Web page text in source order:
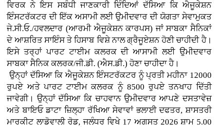
ਵਿਰਕ ਨੇ ਇਸ ਸਬੰਧੀ ਜਾਣਕਾਰੀ ਦਿੰਦਿਆਂ ਦੱਸਿਆ ਕਿ ਐਜੂਕੇਸ਼ਨ
ਇੰਸਟਰੱਕਟਰ ਦੀ ਇੱਕ ਅਸਾਮੀ ਲਈ ਉਮੀਦਵਾਰ ਦੀ ਯੋਗਤਾ ਸੇਵਾਮੁਕਤ
ਜੇ.ਸੀ.ਓ./ਹਵਲਦਾਰ (ਆਰਮੀ ਐਜੂਕੇਸ਼ਨ ਕਾਰਪਸ) ਜਾਂ ਸਾਬਕਾ ਸੈਨਿਕਾਂ
ਦੇ ਆਸ਼ਰਿਤ ਸਾਇੰਸ ਤੇ ਹਿਸਾਬ ਵਿਸ਼ੇ ਨਾਲ ਗ੍ਰੈਜੂਏਸ਼ਨ ਹੋਣੀ ਚਾਹੀਦੀ ਹੈ।
ਇਸੇ ਤਰ੍ਹਾਂ ਪਾਰਟ ਟਾਈਮ ਕਲਰਕ ਦੀ ਆਸਾਮੀ ਲਈ ਉਮੀਦਵਾਰ
ਸਾਬਕਾ ਸੈਨਿਕ ਕਲਰਕ/ਜੀ.ਡੀ. (ਐਸ.ਡੀ.) ਹੋਣਾ ਚਾਹੀਦਾ ਹੈ।
ਉਨ੍ਹਾਂ ਦੱਸਿਆ ਕਿ ਐਜੂਕੇਸ਼ਨ ਇੰਸਟਰੱਕਟਰ ਨੂੰ ਪ੍ਰਤੀ ਮਹੀਨਾ 12000
ਰੁਪਏ ਅਤੇ ਪਾਰਟ ਟਾਈਮ ਕਲਰਕ ਨੂੰ 8500 ਰੁਪਏ ਤਨਖਾਹ ਦਿੱਤੀ
ਜਾਵੇਗੀ। ਉਨ੍ਹਾਂ ਦੱਸਿਆ ਕਿ ਚਾਹਵਾਨ ਉਮੀਦਵਾਰ ਆਪਣੇ ਦਸਤਾਵੇਜ਼
ਅਤੇ ਬਾਇਓ ਡਾਟਾ ਜ਼ਿਲ੍ਹਾ ਰੱਖਿਆ ਸੇਵਾਵਾਂ ਭਲਾਈ ਦਫਤਰ, ਸ਼ਾਸਤਰੀ
ਮਾਰਕੀਟ ਲਾਡੋਵਾਲੀ ਰੋਡ, ਜਲੰਧਰ ਵਿਖੇ 17 ਅਗਸਤ 2026 ਸ਼ਾਮ 5.00